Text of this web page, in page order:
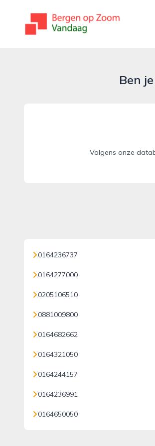
bergenopzoomvandaag.nl
Ben
Volgens onze
0164236737
0164277000
0205106510
0881009800
0164682662
0164321050
0164244157
0164236991
0164650050